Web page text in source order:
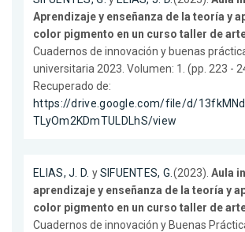
Aprendizaje y enseñanza de la teoría y
color pigmento en un curso taller de
Cuadernos de innovación y buenas
universitaria 2023. Volumen: 1. (pp. 223 -
Recuperado de:
https://drive.google.com/file/d/
TLyOm2KDmTULDLhS/view
ELIAS, J. D. ySIFUENTES, G. (2023). Aula
aprendizaje y enseñanza de la teoría y
color pigmento en un curso taller de
Cuadernos de innovación y Buenas